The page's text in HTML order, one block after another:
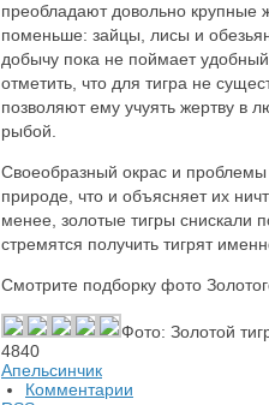
преобладают довольно крупные
поменьше: зайцы, лисы и
добычу пока не поймает
отметить, что для тигра не
позволяют ему учуять жертву в
рыбой.
Своеобразный окрас и
природе, что и объясняет их
менее, золотые тигры снискали
стремятся получить тигрят
Смотрите подборку фото
Фото: Золотой
4840
Апельсинчик
Комментарии